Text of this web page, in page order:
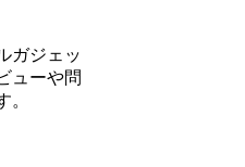
ガジェッ
ューや問
。